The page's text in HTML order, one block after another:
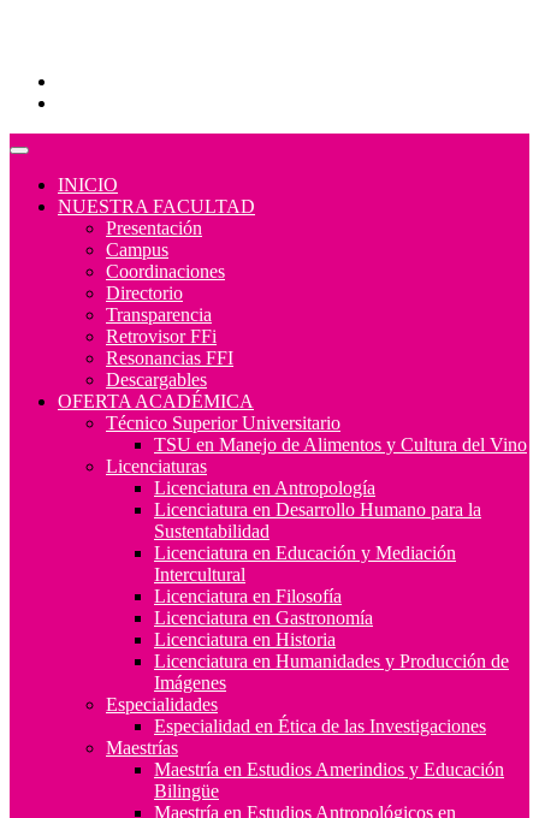
INICIO
NUESTRA FACULTAD
Presentación
Campus
Coordinaciones
Directorio
Transparencia
Retrovisor FFi
Resonancias FFI
Descargables
OFERTA ACADÉMICA
Técnico Superior Universitario
TSU en Manejo de Alimentos y Cultura del Vino
Licenciaturas
Licenciatura en Antropología
Licenciatura en Desarrollo Humano para la
Sustentabilidad
Licenciatura en Educación y Mediación
Intercultural
Licenciatura en Filosofía
Licenciatura en Gastronomía
Licenciatura en Historia
Licenciatura en Humanidades y Producción de
Imágenes
Especialidades
Especialidad en Ética de las Investigaciones
Maestrías
Maestría en Estudios Amerindios y Educación
Bilingüe
Maestría en Estudios Antropológicos en